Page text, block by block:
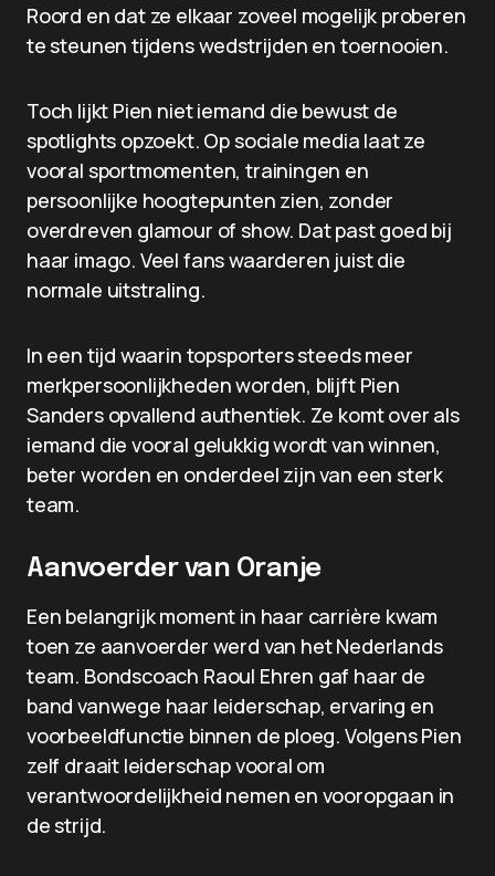
Roord en dat ze elkaar zoveel mogelijk proberen
te steunen tijdens wedstrijden en toernooien.
Toch lijkt Pien niet iemand die bewust de
spotlights opzoekt. Op sociale media laat ze
vooral sportmomenten, trainingen en
persoonlijke hoogtepunten zien, zonder
overdreven glamour of show. Dat past goed bij
haar imago. Veel fans waarderen juist die
normale uitstraling.
In een tijd waarin topsporters steeds meer
merkpersoonlijkheden worden, blijft Pien
Sanders opvallend authentiek. Ze komt over als
iemand die vooral gelukkig wordt van winnen,
beter worden en onderdeel zijn van een sterk
team.
Aanvoerder van Oranje
Een belangrijk moment in haar carrière kwam
toen ze aanvoerder werd van het Nederlands
team. Bondscoach Raoul Ehren gaf haar de
band vanwege haar leiderschap, ervaring en
voorbeeldfunctie binnen de ploeg. Volgens Pien
zelf draait leiderschap vooral om
verantwoordelijkheid nemen en vooropgaan in
de strijd.